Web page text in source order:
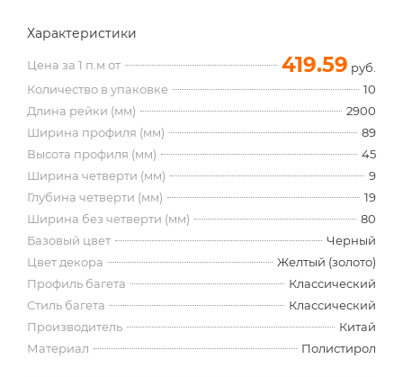
Характеристики
Цена за 1 п.м от 419.59 руб.
Количество в упаковке
10
Длина рейки (мм)
2900
Ширина профиля (мм)
89
Высота профиля (мм)
45
Ширина четверти (мм)
9
Глубина четверти (мм)
19
Ширина без четверти (мм)
80
Базовый цвет
Черный
Цвет декора
Желтый (золото)
Профиль багета
Классический
Стиль багета
Классический
Производитель
Китай
Материал
Полистирол